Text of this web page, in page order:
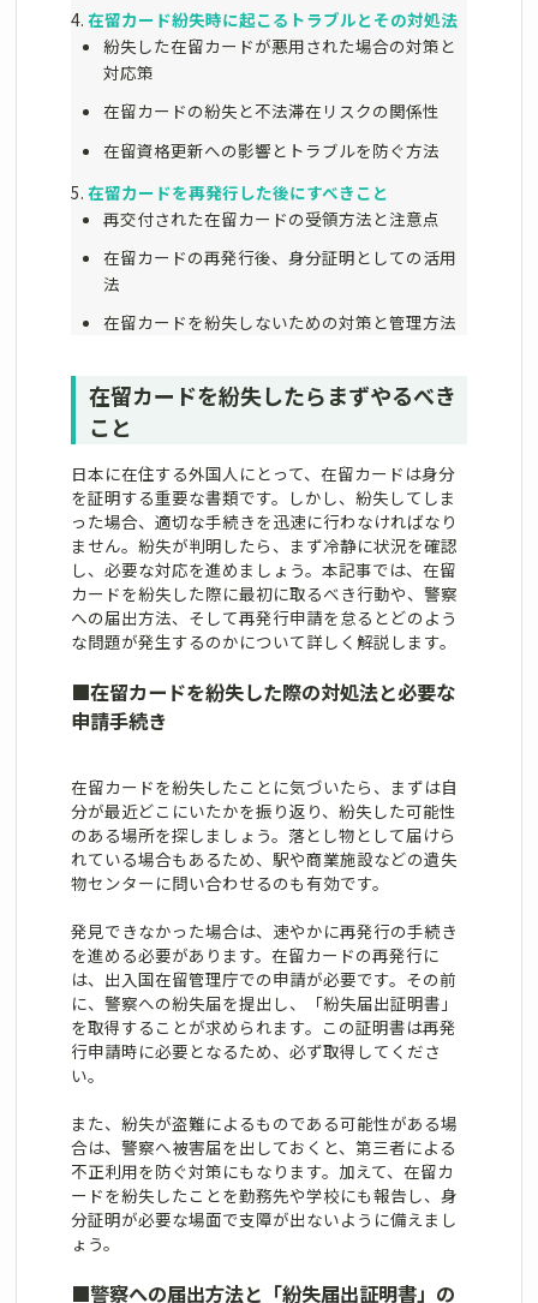
在留カード紛失時に起こるトラブルとその対処法
紛失した在留カードが悪用された場合の対策と
対応策
在留カードの紛失と不法滞在リスクの関係性
在留資格更新への影響とトラブルを防ぐ方法
在留カードを再発行した後にすべきこと
再交付された在留カードの受領方法と注意点
在留カードの再発行後、身分証明としての活用
法
在留カードを紛失しないための対策と管理方法
在留カードを紛失したらまずやるべき
こと
日本に在住する外国人にとって、在留カードは身分
を証明する重要な書類です。しかし、紛失してしま
った場合、適切な手続きを迅速に行わなければなり
ません。紛失が判明したら、まず冷静に状況を確認
し、必要な対応を進めましょう。本記事では、在留
カードを紛失した際に最初に取るべき行動や、警察
への届出方法、そして再発行申請を怠るとどのよう
な問題が発生するのかについて詳しく解説します。
■在留カードを紛失した際の対処法と必要な
申請手続き
在留カードを紛失したことに気づいたら、まずは自
分が最近どこにいたかを振り返り、紛失した可能性
のある場所を探しましょう。落とし物として届けら
れている場合もあるため、駅や商業施設などの遺失
物センターに問い合わせるのも有効です。
発見できなかった場合は、速やかに再発行の手続き
を進める必要があります。在留カードの再発行に
は、出入国在留管理庁での申請が必要です。その前
に、警察への紛失届を提出し、「紛失届出証明書」
を取得することが求められます。この証明書は再発
行申請時に必要となるため、必ず取得してくださ
い。
また、紛失が盗難によるものである可能性がある場
合は、警察へ被害届を出しておくと、第三者による
不正利用を防ぐ対策にもなります。加えて、在留カ
ードを紛失したことを勤務先や学校にも報告し、身
分証明が必要な場面で支障が出ないように備えまし
ょう。
■警察への届出方法と「紛失届出証明書」の